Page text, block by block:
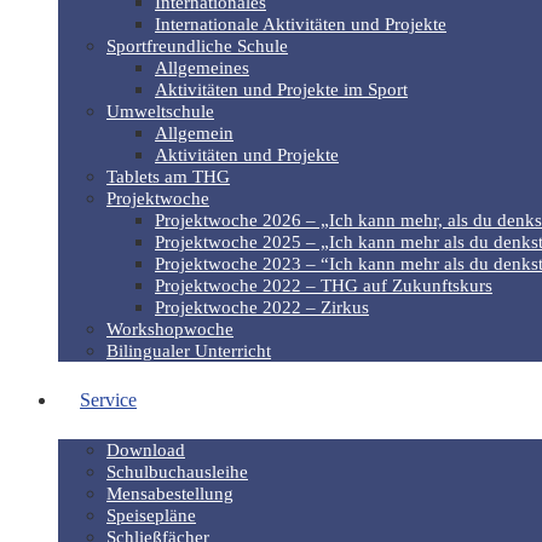
Internationale Aktivitäten und Projekte
Sportfreundliche Schule
Allgemeines
Aktivitäten und Projekte im Sport
Umweltschule
Allgemein
Aktivitäten und Projekte
Tablets am THG
Projektwoche
Projektwoche 2026 – „Ich kann mehr, als du
Projektwoche 2025 – „Ich kann mehr als du
Projektwoche 2023 – “Ich kann mehr als du
Projektwoche 2022 – THG auf Zukunftskurs
Projektwoche 2022 – Zirkus
Workshopwoche
Bilingualer Unterricht
Service
Download
Schulbuchausleihe
Mensabestellung
Speisepläne
Schließfächer